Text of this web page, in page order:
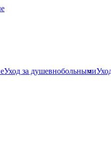
Уход за душевнобольными